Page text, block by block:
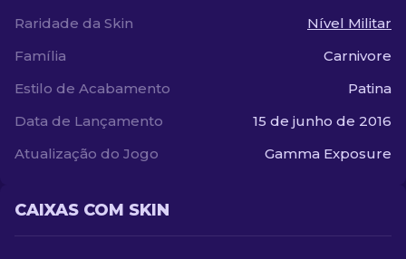
Raridade da Skin
Nível Militar
Família
Carnivore
Estilo de Acabamento
Patina
Data de Lançamento
15 de junho de 2016
Atualização do Jogo
Gamma Exposure
CAIXAS COM SKIN